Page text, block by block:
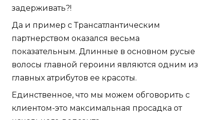
задерживать?!
Да и пример с Трансатлантическим
партнерством оказался весьма
показательным. Длинные в основном русые
волосы главной героини являются одним из
главных атрибутов ее красоты.
Единственное, что мы можем обговорить с
клиентом-это максимальная просадка от